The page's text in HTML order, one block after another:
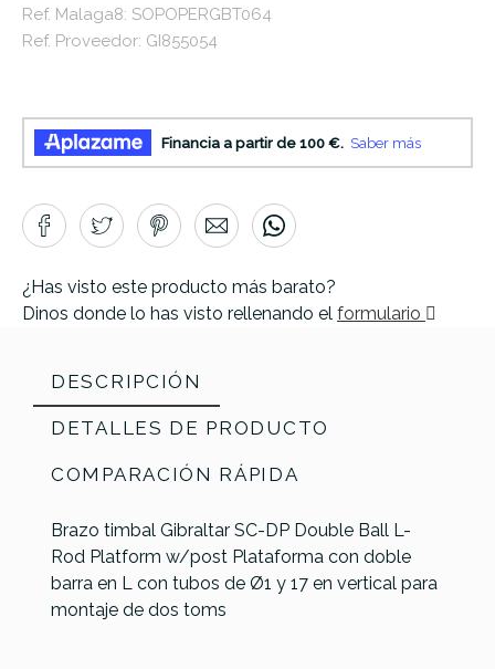
Ref. Malaga8: SOPOPERGBT064
Ref. Proveedor: GI855054
¿Has visto este producto más barato?
Dinos donde lo has visto rellenando el formulario
DESCRIPCIÓN
DETALLES DE PRODUCTO
COMPARACIÓN RÁPIDA
Brazo timbal Gibraltar SC-DP Double Ball L-
Rod Platform w/post Plataforma con doble
barra en L con tubos de Ø1 y 17 en vertical para
montaje de dos toms